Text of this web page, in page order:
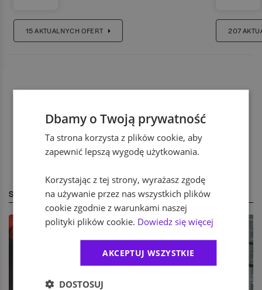
15AKTUALNYCH OFERT 207
STREFA EKSPERTA
Dbamy o Twoją prywatność
Ta strona korzysta z plików cookie, aby
zapewnić lepszą wygodę użytkowania.
Korzystając z tej strony, wyrażasz zgodę
na używanie przez nas wszystkich plików
cookie zgodnie z warunkami naszej
polityki plików cookie. Dowiedz się więcej
AKCEPTUJ WSZYSTKIE
DOSTOSUJ